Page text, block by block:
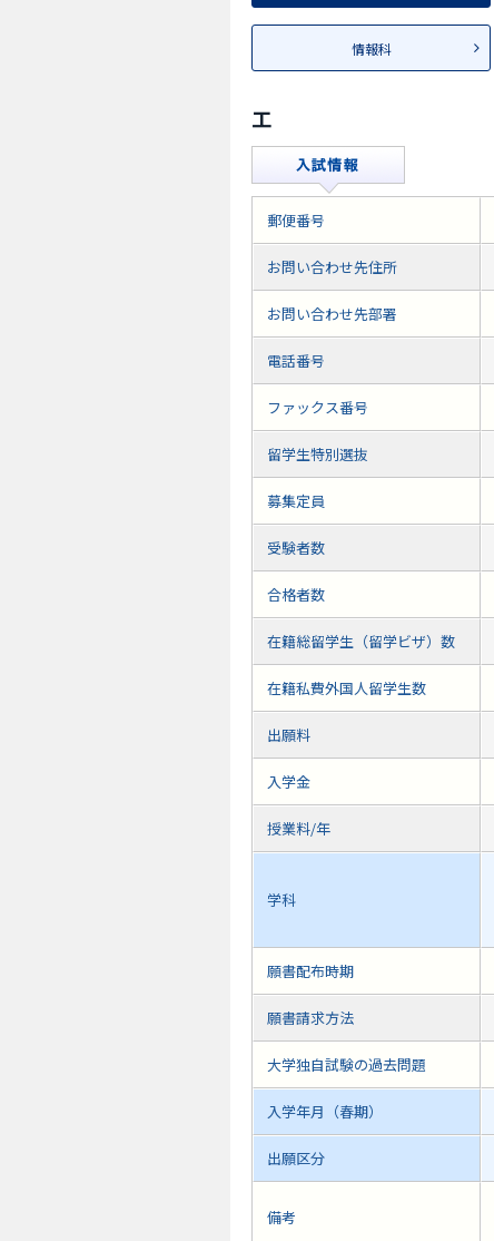
情報科
工
郵便番号
お問い合わせ先住所
お問い合わせ先部署
電話番号
ファックス番号
留学生特別選抜
募集定員
受験者数
合格者数
在籍総留学生（留学ビザ）数
在籍私費外国人留学生数
出願料
入学金
授業料/年
学科
願書配布時期
願書請求方法
大学独自試験の過去問題
入学年月（春期）
出願区分
備考